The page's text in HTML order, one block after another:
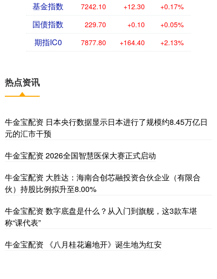
基金指数 7242.10 +12.30 +0.17%
国债指数 229.70 +0.10 +0.05%
期指IC0 7877.80 +164.40 +2.13%
热点资讯
牛金宝配资 日本央行数据显示日本进行了规模约8.45万亿日
元的汇市干预
牛金宝配资 2026全国智慧医保大赛正式启动
牛金宝配资 大胜达：海南合创芯融投资合伙企业（有限合
伙）持股比例拟升至8.00%
牛金宝配资 数字底盘是什么？从入门到旗舰，这3款车堪
称“课代表”
牛金宝配资 《八月桂花遍地开》诞生地为红安